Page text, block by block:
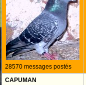
28570 messages postés
CAPUMAN